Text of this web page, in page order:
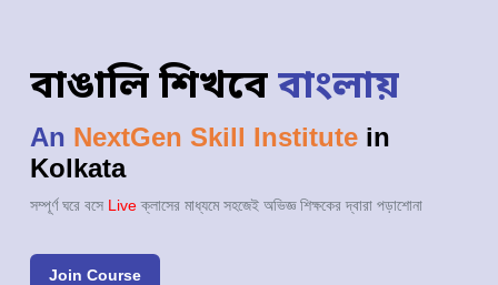
বাঙালি শিখবেবাংলায়
An NextGen Skill Institute in
Kolkata
সম্পূর্ণ ঘরে বসে Liveক্লাসের মাধ্যমে সহজেই অভিজ্ঞ শিক্ষকের দ্বারা পড়াশোনা
Join Course